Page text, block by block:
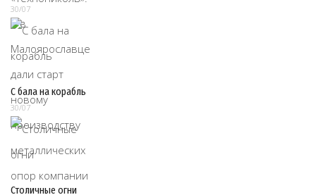
30/07
С бала на корабль
30/07
Столичные огни